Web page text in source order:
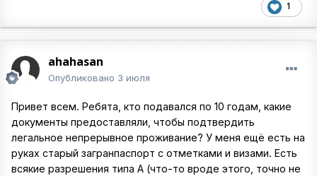
1
ahahasan
Опубликовано 3 июля
Привет всем. Ребята, кто подавался по 10 годам, какие
документы предоставляли, чтобы подтвердить
легальное непрерывное проживание? У меня ещё есть на
руках старый загранпаспорт с отметками и визами. Есть
всякие разрешения типа А (что-то вроде этого, точно не